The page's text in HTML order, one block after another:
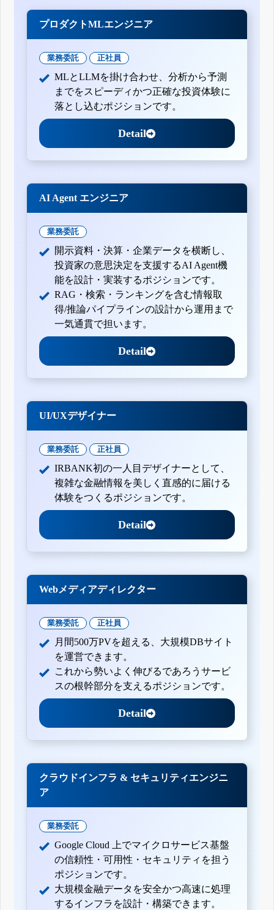
プロダクトMLエンジニア
業務委託 正社員
MLとLLMを掛け合わせ、分析から予測
までをスピーディかつ正確な投資体験に
落とし込むポジションです。
Detail
AI Agent エンジニア
業務委託
開示資料・決算・企業データを横断し、
投資家の意思決定を支援するAI Agent機
能を設計・実装するポジションです。
RAG・検索・ランキングを含む情報取
得/推論パイプラインの設計から運用まで
一気通貫で担います。
Detail
UI/UXデザイナー
業務委託 正社員
IRBANK初の一人目デザイナーとして、
複雑な金融情報を美しく直感的に届ける
体験をつくるポジションです。
Detail
Webメディアディレクター
業務委託 正社員
月間500万PVを超える、大規模DBサイト
を運営できます。
これから勢いよく伸びるであろうサービ
スの根幹部分を支えるポジションです。
Detail
クラウドインフラ & セキュリティエンジニ
ア
業務委託
Google Cloud 上でマイクロサービス基盤
の信頼性・可用性・セキュリティを担う
ポジションです。
大規模金融データを安全かつ高速に処理
するインフラを設計・構築できます。